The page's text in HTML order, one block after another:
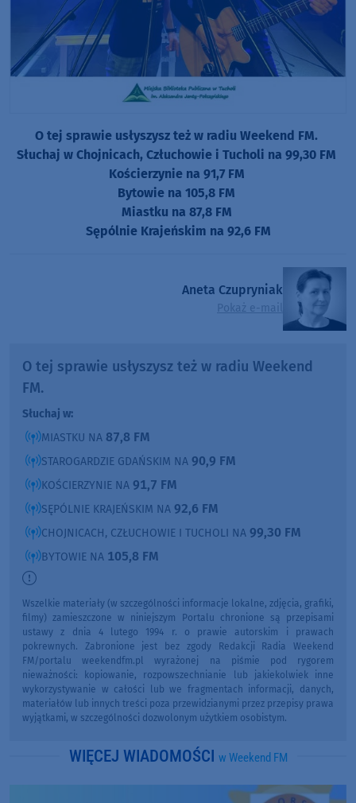
O tej sprawie usłyszysz też w radiu Weekend FM.
Słuchaj w Chojnicach, Człuchowie i Tucholi na 99,30 FM
Kościerzynie na 91,7 FM
Bytowie na 105,8 FM
Miastku na 87,8 FM
Sępólnie Krajeńskim na 92,6 FM
Aneta Czupryniak
Pokaż e-mail
O tej sprawie usłyszysz też w radiu Weekend
FM.
Słuchaj w:
MIASTKU NA 87,8 FM
STAROGARDZIE GDAŃSKIM NA 90,9 FM
KOŚCIERZYNIE NA 91,7 FM
SĘPÓLNIE KRAJEŃSKIM NA 92,6 FM
CHOJNICACH, CZŁUCHOWIE I TUCHOLI NA 99,30 FM
BYTOWIE NA 105,8 FM
Wszelkie materiały (w szczególności informacje lokalne, zdjęcia, grafiki,
filmy) zamieszczone w niniejszym Portalu chronione są przepisami
ustawy z dnia 4 lutego 1994 r. o prawie autorskim i prawach
pokrewnych. Zabronione jest bez zgody Redakcji Radia Weekend
FM/portalu weekendfm.pl wyrażonej na piśmie pod rygorem
nieważności: kopiowanie, rozpowszechnianie lub jakiekolwiek inne
wykorzystywanie w całości lub we fragmentach informacji, danych,
materiałów lub innych treści poza przewidzianymi przez przepisy prawa
wyjątkami, w szczególności dozwolonym użytkiem osobistym.
WIĘCEJ WIADOMOŚCI w Weekend FM